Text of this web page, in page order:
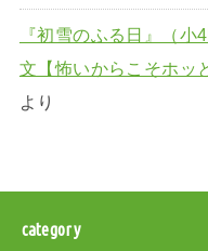
『初雪のふる日』（
文【怖いからこそホッ
より
category